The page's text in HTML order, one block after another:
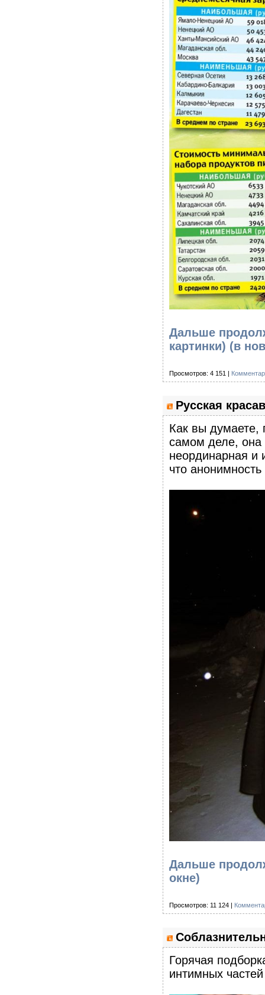
Дальше
картинки) (в
Просмотров: 4 151 |
Русская
Как вы думаете,
самом деле, она
неординарная и
что
Дальше
окне)
Просмотров: 11 124 |
Горячая
интимных